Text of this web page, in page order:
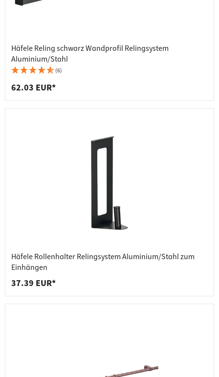
Häfele Reling schwarz Wandprofil Relingsystem
Aluminium/Stahl
(6)
62.03 EUR*
Häfele Rollenhalter Relingsystem Aluminium/Stahl zum
Einhängen
37.39 EUR*